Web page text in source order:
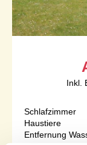
Inkl.
Schlafzimmer
Haustiere
Entfernung